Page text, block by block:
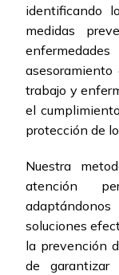
identificando
medidas
trabajo y
el
protección de
Nuestra
atención
soluciones
la prevención
de